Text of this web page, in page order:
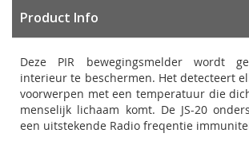
Product Info
Deze PIR bewegingsmelder wordt
interieur te beschermen. Het detecteert
voorwerpen met een temperatuur die
menselijk lichaam komt. De JS-20
een uitstekende Radio freqentie